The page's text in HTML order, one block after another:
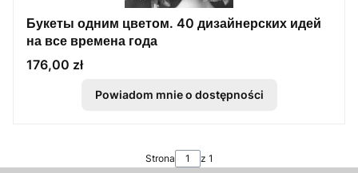
Букеты одним цветом. 40 дизайнерских идей
на все времена года
Cena
176,00 zł
Powiadom mnie o dostępności
Strona z 1